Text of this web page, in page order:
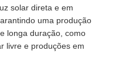
solar direta e em
uma produção
longa duração, como
livre e produções em